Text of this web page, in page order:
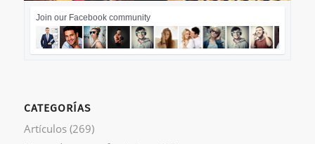
Join our Facebook community
CATEGORÍAS
Artículos(269)